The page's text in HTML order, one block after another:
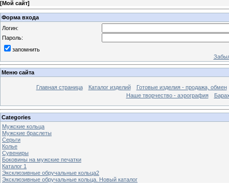
[Мой сайт]
Форма входа
Логин:
Пароль:
запомнить
Меню сайта
Главная страница Каталог изделий
Готовые изделия - продажа, обмен
Наше творчество - аэрография
Categories
Мужские кольца
Мужские браслеты
Серьги
Колье
Сувениры
Боковины на мужские печатки
Каталог 1
Эксклюзивные обручальные кольца2
Эксклюзивные обручальные кольца. Новый каталог